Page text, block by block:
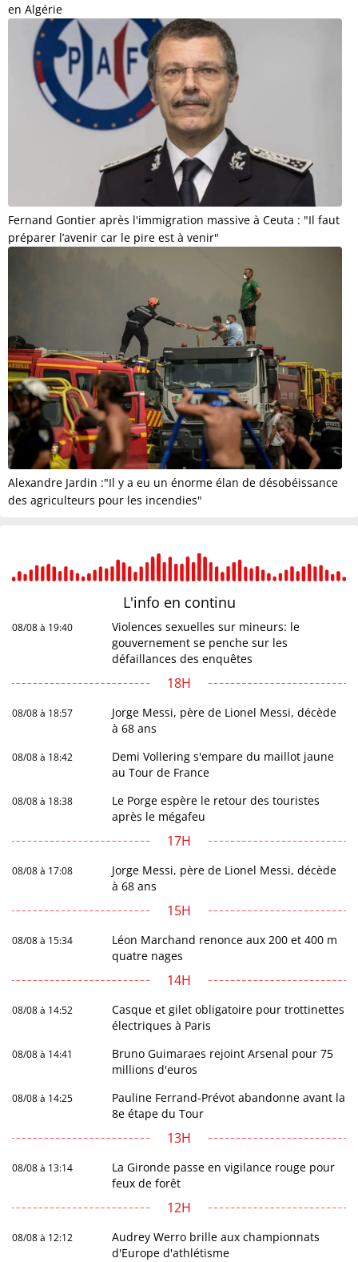
en Algérie
Fernand Gontier après l'immigration massive à Ceuta : "Il faut
préparer l’avenir car le pire est à venir"
Alexandre Jardin :"Il y a eu un énorme élan de désobéissance
des agriculteurs pour les incendies"
L'info en continu
08/08 à 19:40
Violences sexuelles sur mineurs: le
gouvernement se penche sur les
défaillances des enquêtes
18H
08/08 à 18:57
Jorge Messi, père de Lionel Messi, décède
à 68 ans
08/08 à 18:42
Demi Vollering s'empare du maillot jaune
au Tour de France
08/08 à 18:38
Le Porge espère le retour des touristes
après le mégafeu
17H
08/08 à 17:08
Jorge Messi, père de Lionel Messi, décède
à 68 ans
15H
08/08 à 15:34
Léon Marchand renonce aux 200 et 400 m
quatre nages
14H
08/08 à 14:52
Casque et gilet obligatoire pour trottinettes
électriques à Paris
08/08 à 14:41
Bruno Guimaraes rejoint Arsenal pour 75
millions d'euros
08/08 à 14:25
Pauline Ferrand-Prévot abandonne avant la
8e étape du Tour
13H
08/08 à 13:14
La Gironde passe en vigilance rouge pour
feux de forêt
12H
08/08 à 12:12
Audrey Werro brille aux championnats
d'Europe d'athlétisme